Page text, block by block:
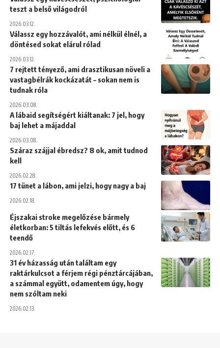
teszt a belső világodról
2026.03.12.
Válassz egy hozzávalót, ami nélkül élnél, a
döntésed sokat elárul rólad
2026.03.12.
7 rejtett tényező, ami drasztikusan növeli a
vastagbélrák kockázatát – sokan nem is
tudnak róla
2026.03.08.
A lábaid segítségért kiáltanak: 7 jel, hogy
baj lehet a májaddal
2026.03.08.
Száraz szájjal ébredsz? 8 ok, amit tudnod
kell
2026.02.28.
17 tünet a lábon, ami jelzi, hogy nagy a baj
2026.02.18.
Éjszakai stroke megelőzése bármely
életkorban: 5 tiltás lefekvés előtt, és 6
teendő
2026.02.17.
31 év házasság után találtam egy
raktárkulcsot a férjem régi pénztárcájában,
a számmal együtt, odamentem úgy, hogy
nem szóltam neki
2026.02.13.